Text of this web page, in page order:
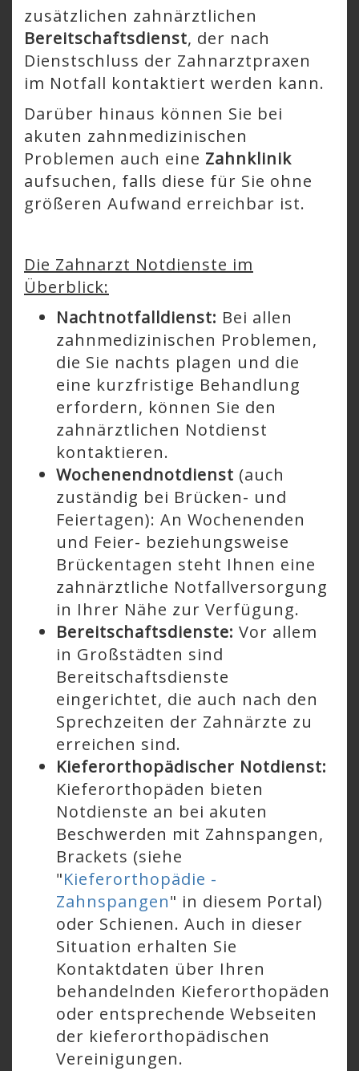
zusätzlichen zahnärztlichen
Bereitschaftsdienst, der nach
Dienstschluss der Zahnarztpraxen
im Notfall kontaktiert werden kann.
Darüber hinaus können Sie bei
akuten zahnmedizinischen
Problemen auch eine Zahnklinik
aufsuchen, falls diese für Sie ohne
größeren Aufwand erreichbar ist.
Die Zahnarzt Notdienste im
Überblick:
Nachtnotfalldienst: Bei allen
zahnmedizinischen Problemen,
die Sie nachts plagen und die
eine kurzfristige Behandlung
erfordern, können Sie den
zahnärztlichen Notdienst
kontaktieren.
Wochenendnotdienst (auch
zuständig bei Brücken- und
Feiertagen): An Wochenenden
und Feier- beziehungsweise
Brückentagen steht Ihnen eine
zahnärztliche Notfallversorgung
in Ihrer Nähe zur Verfügung.
Bereitschaftsdienste: Vor allem
in Großstädten sind
Bereitschaftsdienste
eingerichtet, die auch nach den
Sprechzeiten der Zahnärzte zu
erreichen sind.
Kieferorthopädischer Notdienst:
Kieferorthopäden bieten
Notdienste an bei akuten
Beschwerden mit Zahnspangen,
Brackets (siehe
"Kieferorthopädie -
Zahnspangen" in diesem Portal)
oder Schienen. Auch in dieser
Situation erhalten Sie
Kontaktdaten über Ihren
behandelnden Kieferorthopäden
oder entsprechende Webseiten
der kieferorthopädischen
Vereinigungen.